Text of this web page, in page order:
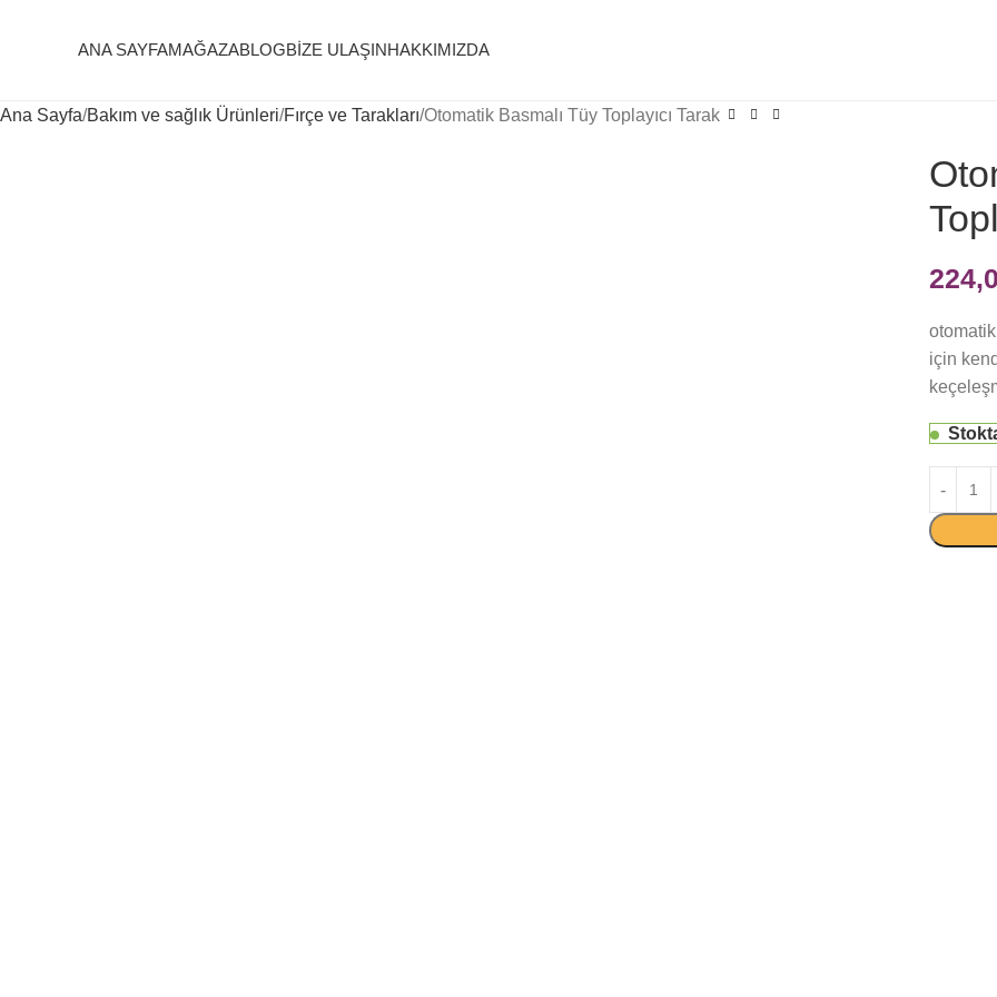
ANA SAYFAMAĞAZABLOGBIZE ULAŞINHAKKIMIZDA
Ana Sayfa Bakım ve sağlık Ürünleri Fırçe ve Tarakları Otomatik Basmalı Tüy Toplayıcı Tarak
için